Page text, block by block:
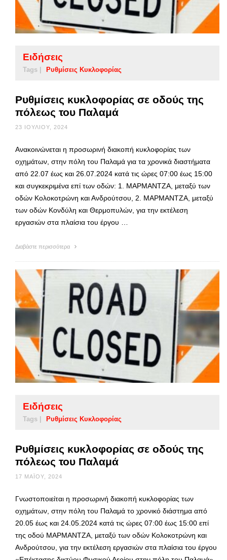
Ειδήσεις
Tags | Ρυθμίσεις Κυκλοφορίας
Ρυθμίσεις κυκλοφορίας σε οδούς της
πόλεως του Παλαμά
23 ΙΟΥΛΊΟΥ, 2024
Ανακοινώνεται η προσωρινή διακοπή κυκλοφορίας των
οχημάτων, στην πόλη του Παλαμά για τα χρονικά διαστήματα
από 22.07 έως και 26.07.2024 κατά τις ώρες 07:00 έως 15:00
και συγκεκριμένα επί των οδών: 1. ΜΑΡΜΑΝΤΖΑ, μεταξύ των
οδών Κολοκοτρώνη και Ανδρούτσου, 2. ΜΑΡΜΑΝΤΖΑ, μεταξύ
των οδών Κονδύλη και Θερμοπυλών, για την εκτέλεση
εργασιών στα πλαίσια του έργου …
Διαβάστε περισσότερα
Ειδήσεις
Tags | Ρυθμίσεις Κυκλοφορίας
Ρυθμίσεις κυκλοφορίας σε οδούς της
πόλεως του Παλαμά
17 ΜΑΪ́ΟΥ, 2024
Γνωστοποιείται η προσωρινή διακοπή κυκλοφορίας των
οχημάτων, στην πόλη του Παλαμά το χρονικό διάστημα από
20.05 έως και 24.05.2024 κατά τις ώρες 07:00 έως 15:00 επί
της οδού ΜΑΡΜΑΝΤΖΑ, μεταξύ των οδών Κολοκοτρώνη και
Ανδρούτσου, για την εκτέλεση εργασιών στα πλαίσια του έργου